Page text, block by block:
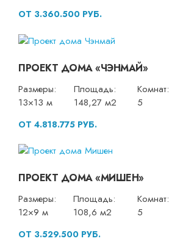
ОТ 3.360.500 РУБ.
ПРОЕКТ ДОМА «ЧЭНМАЙ»
Размеры:
13×13 м
Площадь:
148,27 м2
Комнат:
5
ОТ 4.818.775 РУБ.
ПРОЕКТ ДОМА «МИШЕН»
Размеры:
12×9 м
Площадь:
108,6 м2
Комнат:
5
ОТ 3.529.500 РУБ.